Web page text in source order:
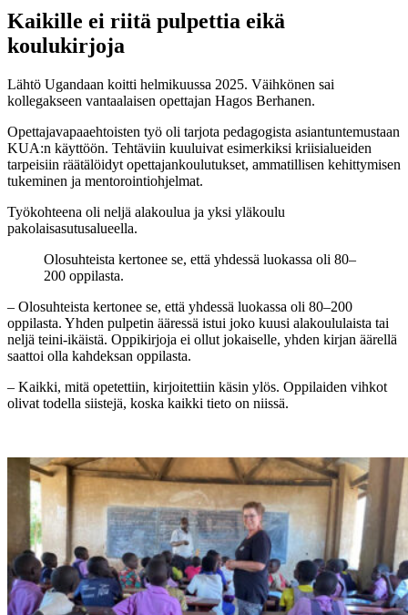
Kaikille ei riitä pulpettia eikä
koulukirjoja
Lähtö Ugandaan koitti helmikuussa 2025. Väihkönen sai
kollegakseen vantaalaisen opettajan Hagos Berhanen.
Opettajavapaaehtoisten työ oli tarjota pedagogista asiantuntemustaan
KUA:n käyttöön. Tehtäviin kuuluivat esimerkiksi kriisialueiden
tarpeisiin räätälöidyt opettajankoulutukset, ammatillisen kehittymisen
tukeminen ja mentorointiohjelmat.
Työkohteena oli neljä alakoulua ja yksi yläkoulu
pakolaisasutusalueella.
Olosuhteista kertonee se, että yhdessä luokassa oli 80–
200 oppilasta.
– Olosuhteista kertonee se, että yhdessä luokassa oli 80–200
oppilasta. Yhden pulpetin ääressä istui joko kuusi alakoululaista tai
neljä teini-ikäistä. Oppikirjoja ei ollut jokaiselle, yhden kirjan äärellä
saattoi olla kahdeksan oppilasta.
– Kaikki, mitä opetettiin, kirjoitettiin käsin ylös. Oppilaiden vihkot
olivat todella siistejä, koska kaikki tieto on niissä.